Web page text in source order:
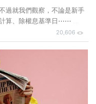
過就我們觀察，不論是新手
算、除權息基準日⋯⋯ 但
來看看如何掌握除權息規
權息，分成兩種： 簡單地
除權息又可以分為除權和
以面額的方式轉換成股票發
現金」形式將錢發放給股東
利或是現金股利，都是發
以下同）為單位。 以股票
20,606